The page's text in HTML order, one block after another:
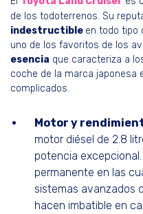
de los todoterrenos. Su
indestructible en todo tipo
uno de los favoritos de los
esencia que caracteriza a
coche de la marca japonesa
complicados.
Motor y
motor diésel de 2.8
potencia
permanente en las
sistemas avanzados
hacen imbatible en